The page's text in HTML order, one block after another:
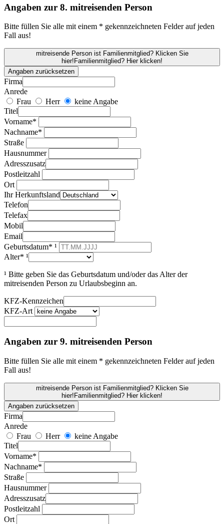
Angaben zur 8. mitreisenden Person
Bitte füllen Sie alle mit einem * gekennzeichneten Felder auf jeden
Fall aus!
mitreisende Person ist Familienmitglied? Klicken Sie
hier! Familienmitglied? Hier klicken!
Angaben zurücksetzen
Firma
Anrede
Frau
Herr
keine Angabe
Titel
Vorname*
Nachname*
Straße
Hausnummer
Adresszusatz
Postleitzahl
Ort
Ihr Herkunftsland
Telefon
Telefax
Mobil
Email
Geburtsdatum* ¹
Alter* ¹
¹ Bitte geben Sie das Geburtsdatum und/oder das Alter der
mitreisenden Person zu Urlaubsbeginn an.
KFZ-Kennzeichen
KFZ-Art
Angaben zur 9. mitreisenden Person
Bitte füllen Sie alle mit einem * gekennzeichneten Felder auf jeden
Fall aus!
mitreisende Person ist Familienmitglied? Klicken Sie
hier! Familienmitglied? Hier klicken!
Angaben zurücksetzen
Firma
Anrede
Frau
Herr
keine Angabe
Titel
Vorname*
Nachname*
Straße
Hausnummer
Adresszusatz
Postleitzahl
Ort